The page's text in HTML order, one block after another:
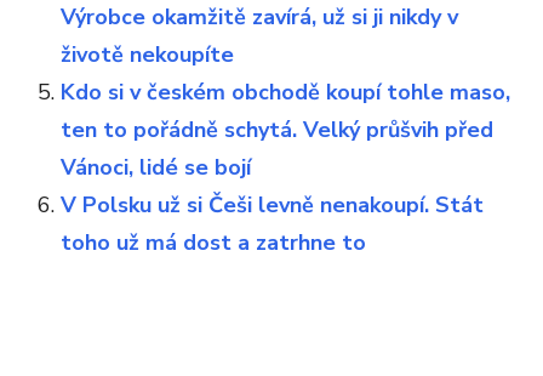
Výrobce okamžitě zavírá, už si ji nikdy v
životě nekoupíte
Kdo si v českém obchodě koupí tohle maso,
ten to pořádně schytá. Velký průšvih před
Vánoci, lidé se bojí
V Polsku už si Češi levně nenakoupí. Stát
toho už má dost a zatrhne to